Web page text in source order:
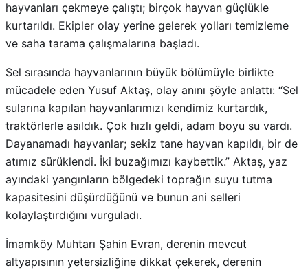
hayvanları çekmeye çalıştı; birçok hayvan güçlükle
kurtarıldı. Ekipler olay yerine gelerek yolları temizleme
ve saha tarama çalışmalarına başladı.
Sel sırasında hayvanlarının büyük bölümüyle birlikte
mücadele eden Yusuf Aktaş, olay anını şöyle anlattı: “Sel
sularına kapılan hayvanlarımızı kendimiz kurtardık,
traktörlerle asıldık. Çok hızlı geldi, adam boyu su vardı.
Dayanamadı hayvanlar; sekiz tane hayvan kapıldı, bir de
atımız sürüklendi. İki buzağımızı kaybettik.” Aktaş, yaz
ayındaki yangınların bölgedeki toprağın suyu tutma
kapasitesini düşürdüğünü ve bunun ani selleri
kolaylaştırdığını vurguladı.
İmamköy Muhtarı Şahin Evran, derenin mevcut
altyapısının yetersizliğine dikkat çekerek, derenin